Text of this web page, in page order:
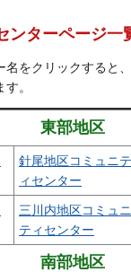
ンターページ一
名をクリックすると
。
東部地区
針尾地区コミュニテ
ィセンター
三川内地区コミュニ
ティセンター
南部地区